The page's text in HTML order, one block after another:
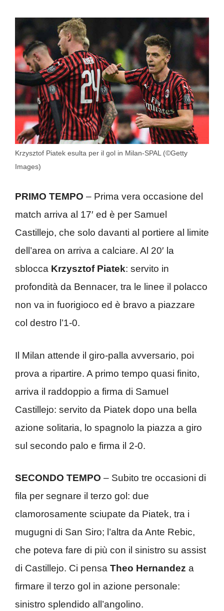
Krzysztof Piatek esulta per il gol in Milan-SPAL (©Getty
Images)
PRIMO TEMPO – Prima vera occasione del
match arriva al 17′ ed è per Samuel
Castillejo, che solo davanti al portiere al limite
dell’area on arriva a calciare. Al 20′ la
sblocca Krzysztof Piatek: servito in
profondità da Bennacer, tra le linee il polacco
non va in fuorigioco ed è bravo a piazzare
col destro l’1-0.
Il Milan attende il giro-palla avversario, poi
prova a ripartire. A primo tempo quasi finito,
arriva il raddoppio a firma di Samuel
Castillejo: servito da Piatek dopo una bella
azione solitaria, lo spagnolo la piazza a giro
sul secondo palo e firma il 2-0.
SECONDO TEMPO – Subito tre occasioni di
fila per segnare il terzo gol: due
clamorosamente sciupate da Piatek, tra i
mugugni di San Siro; l’altra da Ante Rebic,
che poteva fare di più con il sinistro su assist
di Castillejo. Ci pensa Theo Hernandez a
firmare il terzo gol in azione personale:
sinistro splendido all’angolino.